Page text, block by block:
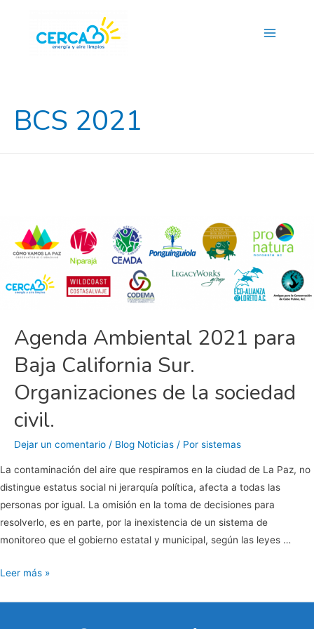
BCS 2021
Agenda Ambiental 2021 para
Baja California Sur.
Organizaciones de la sociedad
civil.
Dejar un comentario / Blog Noticias / Por sistemas
La contaminación del aire que respiramos en la ciudad de La Paz, no
distingue estatus social ni jerarquía política, afecta a todas las
personas por igual. La omisión en la toma de decisiones para
resolverlo, es en parte, por la inexistencia de un sistema de
monitoreo que el gobierno estatal y municipal, según las leyes …
Agenda
Leer más »